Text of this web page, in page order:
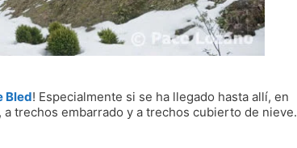
Bled! Especialmente si se ha llegado hasta allí, en
trechos embarrado y a trechos cubierto de nieve.